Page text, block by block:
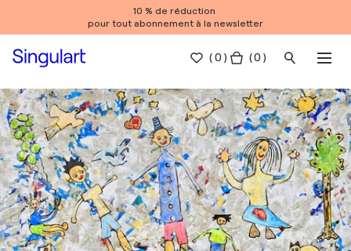
10 % de réduction
pour tout abonnement à la newsletter
(0 ) ( 0 )